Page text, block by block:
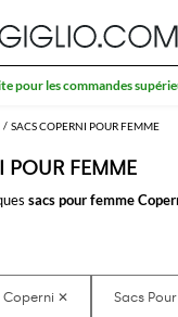
SACS COPERNI POUR FEMME
POUR FEMME
sacs pour femme
un seul clic.
collections de
sacs
pour les commandes